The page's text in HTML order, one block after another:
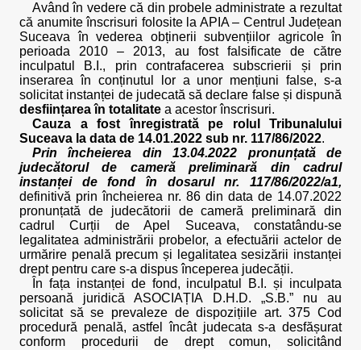
Având în vedere că din probele administrate a rezultat
că anumite înscrisuri folosite la APIA – Centrul Județean
Suceava în vederea obținerii subvențiilor agricole în
perioada 2010 – 2013, au fost falsificate de către
inculpatul B.I., prin contrafacerea subscrierii și prin
inserarea în conținutul lor a unor mențiuni false, s-a
solicitat instanței de judecată să declare false și dispună
desființarea în totalitate a acestor înscrisuri.
Cauza a fost înregistrată pe rolul Tribunalului
Suceava la data de 14.01.2022 sub nr. 117/86/2022.
Prin încheierea din 13.04.2022
pronunțată de
judecătorul de cameră preliminară din cadrul
instanței de fond în dosarul nr. 117/86/2022/a1,
definitivă prin încheierea nr. 86 din data de 14.07.2022
pronunțată de judecătorii de cameră preliminară din
cadrul Curții de Apel Suceava, constatându-se
legalitatea administrării probelor, a efectuării actelor de
urmărire penală precum și legalitatea sesizării instanței
drept pentru care s-a dispus începerea judecății.
În fața instanței de fond, inculpatul B.I. și inculpata
persoană juridică ASOCIAȚIA D.H.D. „S.B.” nu au
solicitat să se prevaleze de dispozițiile art. 375 Cod
procedură penală, astfel încât judecata s-a desfășurat
conform procedurii de drept comun, solicitând